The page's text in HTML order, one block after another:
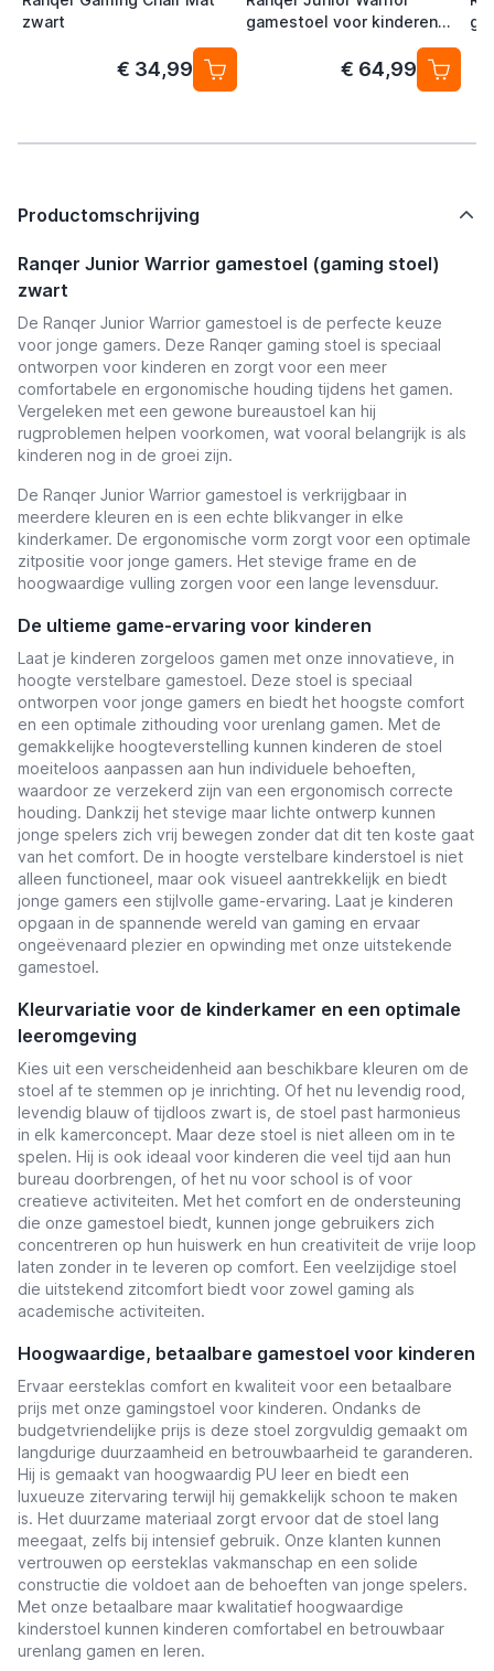
zwart
€ 34,99
gamestoel voor kinderen
€ 64,99
Productomschrijving
Ranqer Junior Warrior gamestoel (gaming stoel)
zwart
De Ranqer Junior Warrior gamestoel is de perfecte keuze
voor jonge gamers. Deze Ranqer gaming stoel is speciaal
ontworpen voor kinderen en zorgt voor een meer
comfortabele en ergonomische houding tijdens het gamen.
Vergeleken met een gewone bureaustoel kan hij
rugproblemen helpen voorkomen, wat vooral belangrijk is als
kinderen nog in de groei zijn.
De Ranqer Junior Warrior gamestoel is verkrijgbaar in
meerdere kleuren en is een echte blikvanger in elke
kinderkamer. De ergonomische vorm zorgt voor een optimale
zitpositie voor jonge gamers. Het stevige frame en de
hoogwaardige vulling zorgen voor een lange levensduur.
De ultieme game-ervaring voor kinderen
Laat je kinderen zorgeloos gamen met onze innovatieve, in
hoogte verstelbare gamestoel. Deze stoel is speciaal
ontworpen voor jonge gamers en biedt het hoogste comfort
en een optimale zithouding voor urenlang gamen. Met de
gemakkelijke hoogteverstelling kunnen kinderen de stoel
moeiteloos aanpassen aan hun individuele behoeften,
waardoor ze verzekerd zijn van een ergonomisch correcte
houding. Dankzij het stevige maar lichte ontwerp kunnen
jonge spelers zich vrij bewegen zonder dat dit ten koste gaat
van het comfort. De in hoogte verstelbare kinderstoel is niet
alleen functioneel, maar ook visueel aantrekkelijk en biedt
jonge gamers een stijlvolle game-ervaring. Laat je kinderen
opgaan in de spannende wereld van gaming en ervaar
ongeëvenaard plezier en opwinding met onze uitstekende
gamestoel.
Kleurvariatie voor de kinderkamer en een optimale
leeromgeving
Kies uit een verscheidenheid aan beschikbare kleuren om de
stoel af te stemmen op je inrichting. Of het nu levendig rood,
levendig blauw of tijdloos zwart is, de stoel past harmonieus
in elk kamerconcept. Maar deze stoel is niet alleen om in te
spelen. Hij is ook ideaal voor kinderen die veel tijd aan hun
bureau doorbrengen, of het nu voor school is of voor
creatieve activiteiten. Met het comfort en de ondersteuning
die onze gamestoel biedt, kunnen jonge gebruikers zich
concentreren op hun huiswerk en hun creativiteit de vrije loop
laten zonder in te leveren op comfort. Een veelzijdige stoel
die uitstekend zitcomfort biedt voor zowel gaming als
academische activiteiten.
Hoogwaardige, betaalbare gamestoel voor kinderen
Ervaar eersteklas comfort en kwaliteit voor een betaalbare
prijs met onze gamingstoel voor kinderen. Ondanks de
budgetvriendelijke prijs is deze stoel zorgvuldig gemaakt om
langdurige duurzaamheid en betrouwbaarheid te garanderen.
Hij is gemaakt van hoogwaardig PU leer en biedt een
luxueuze zitervaring terwijl hij gemakkelijk schoon te maken
is. Het duurzame materiaal zorgt ervoor dat de stoel lang
meegaat, zelfs bij intensief gebruik. Onze klanten kunnen
vertrouwen op eersteklas vakmanschap en een solide
constructie die voldoet aan de behoeften van jonge spelers.
Met onze betaalbare maar kwalitatief hoogwaardige
kinderstoel kunnen kinderen comfortabel en betrouwbaar
urenlang gamen en leren.